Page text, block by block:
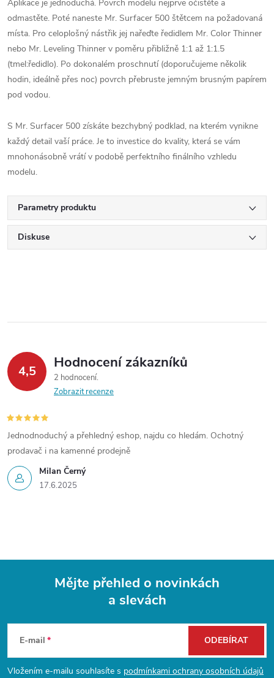
Aplikace je jednoduchá. Povrch modelu nejprve očistěte a
odmastěte. Poté naneste Mr. Surfacer 500 štětcem na požadovaná
místa. Pro celoplošný nástřik jej nařeďte ředidlem Mr. Color Thinner
nebo Mr. Leveling Thinner v poměru přibližně 1:1 až 1:1.5
(tmel:ředidlo). Po dokonalém proschnutí (doporučujeme několik
hodin, ideálně přes noc) povrch přebruste jemným brusným papírem
pod vodou.
S Mr. Surfacer 500 získáte bezchybný podklad, na kterém vynikne
každý detail vaší práce. Je to investice do kvality, která se vám
mnohonásobně vrátí v podobě perfektního finálního vzhledu
modelu.
Parametry produktu
Diskuse
4,5 Hodnocení zákazníků
2 hodnocení
Zobrazit recenze
Milan Černý
17.6.2025
Jednodnoduchý a přehledný eshop, najdu co hledám. Ochotný
prodavač i na kamenné prodejně
Mějte přehled o novinkách
a slevách
E-mail
Vložením e-mailu souhlasíte s podmínkami ochrany osobních údajů
ODEBÍRAT